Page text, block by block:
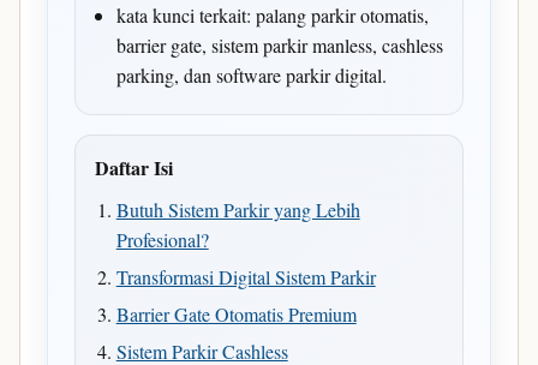
kata kunci terkait: palang parkir otomatis,
barrier gate, sistem parkir manless, cashless
parking, dan software parkir digital.
Daftar Isi
Butuh Sistem Parkir yang Lebih
Profesional?
Transformasi Digital Sistem Parkir
Barrier Gate Otomatis Premium
Sistem Parkir Cashless